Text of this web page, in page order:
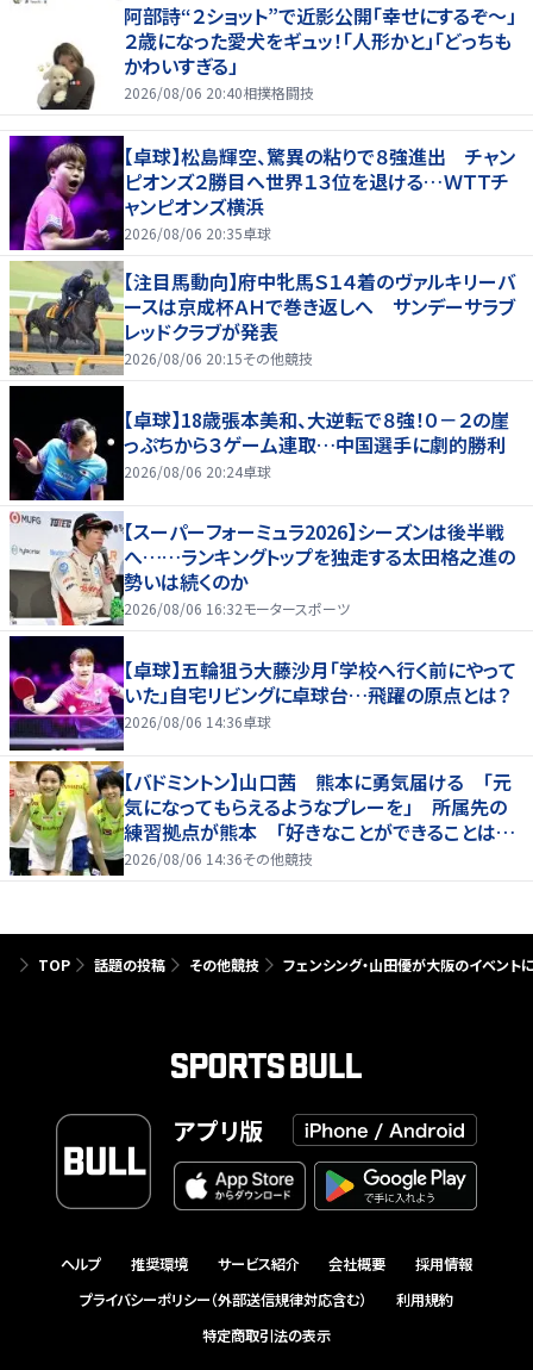
阿部詩“２ショット”で近影公開「幸せにするぞ〜」
２歳になった愛犬をギュッ！「人形かと」「どっちも
かわいすぎる」
2026/08/06 20:40相撲格闘技
【卓球】松島輝空、驚異の粘りで８強進出 チャン
ピオンズ２勝目へ世界１３位を退ける…ＷＴＴチ
ャンピオンズ横浜
2026/08/06 20:35卓球
【注目馬動向】府中牝馬Ｓ１４着のヴァルキリーバ
ースは京成杯ＡＨで巻き返しへ サンデーサラブ
レッドクラブが発表
2026/08/06 20:15その他競技
【卓球】18歳張本美和、大逆転で８強！０－２の崖
っぷちから３ゲーム連取…中国選手に劇的勝利
2026/08/06 20:24卓球
【スーパーフォーミュラ2026】シーズンは後半戦
へ……ランキングトップを独走する太田格之進の
勢いは続くのか
2026/08/06 16:32モータースポーツ
【卓球】五輪狙う大藤沙月「学校へ行く前にやって
いた」自宅リビングに卓球台…飛躍の原点とは？
2026/08/06 14:36卓球
【バドミントン】山口茜 熊本に勇気届ける 「元
気になってもらえるようなプレーを」 所属先の
練習拠点が熊本 「好きなことができることは当
たり前じゃない」
2026/08/06 14:36その他競技
TOP 話題の投稿 その他競技 フェンシング・山田優が大阪のイベント
アプリ版
ヘルプ 推奨環境 サービス紹介 会社概要
採用情報
プライバシーポリシー（外部送信規律対応含む）
利用規約
特定商取引法の表示